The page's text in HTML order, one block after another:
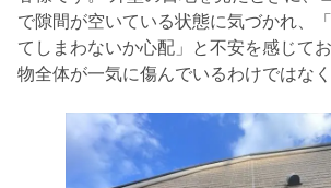
で隙間が空いている状態に気づかれ、
てしまわないか心配」と不安を感じて
物全体が一気に傷んでいるわけではな